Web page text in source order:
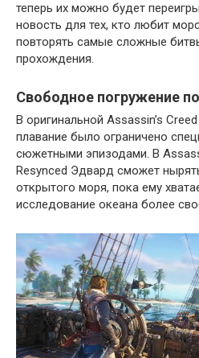
теперь их можно будет
новость для тех, кто любит
повторять самые сложные
прохождения.
Свободное погружение
В оригинальной Assassin’s
плавание было ограничено
сюжетными эпизодами. В
Resynced Эдвард сможет
открытого моря, пока ему
исследование океана более